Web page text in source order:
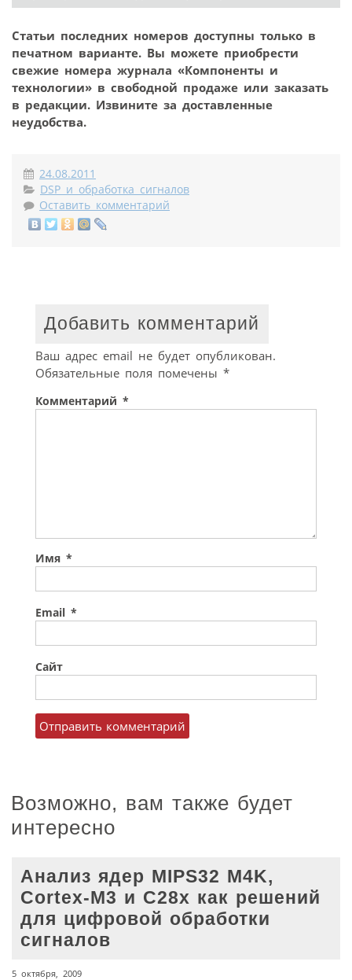
Статьи последних номеров доступны только в
печатном варианте. Вы можете приобрести
свежие номера журнала «Компоненты и
технологии» в свободной продаже или заказать
в редакции. Извините за доставленные
неудобства.
24.08.2011
DSP и обработка сигналов
Оставить комментарий
Добавить комментарий
Ваш адрес email не будет опубликован.
Обязательные поля помечены *
Комментарий *
Имя *
Email *
Сайт
Возможно, вам также будет
интересно
Анализ ядер MIPS32 M4K,
Cortex-M3 и C28x как решений
для цифровой обработки
сигналов
5 октября, 2009